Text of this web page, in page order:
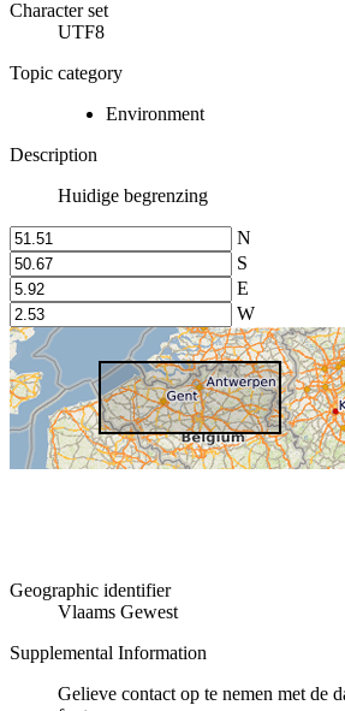
Character set
UTF8
Topic category
Environment
Description
Huidige begrenzing
N
S
E
W
Geographic identifier
Vlaams Gewest
Supplemental Information
Gelieve contact op te nemen met de